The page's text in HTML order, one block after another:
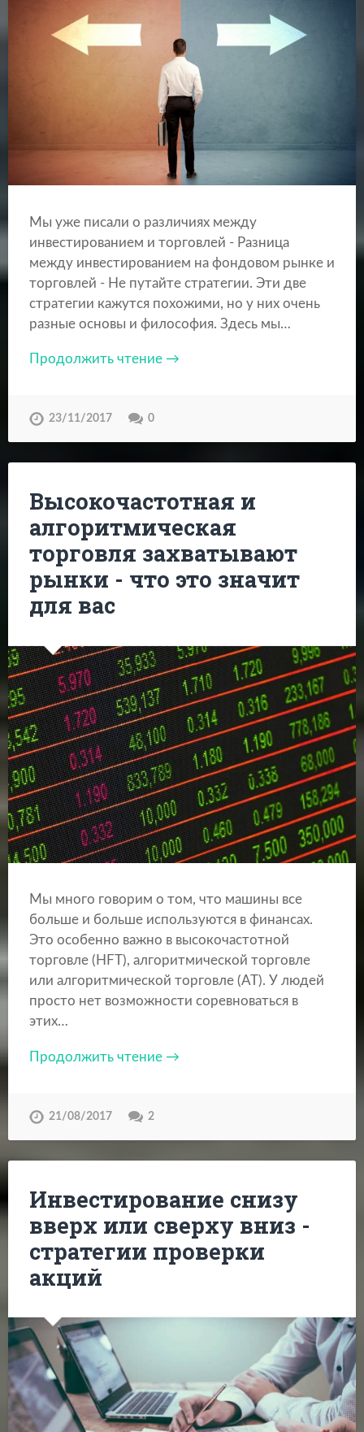
Мы уже писали о различиях между
инвестированием и торговлей - Разница
между инвестированием на фондовом рынке и
торговлей - Не путайте стратегии. Эти две
стратегии кажутся похожими, но у них очень
разные основы и философия. Здесь мы…
Продолжить чтение →
23/11/2017 0
Высокочастотная и
алгоритмическая
торговля захватывают
рынки - что это значит
для вас
Мы много говорим о том, что машины все
больше и больше используются в финансах.
Это особенно важно в высокочастотной
торговле (HFT), алгоритмической торговле
или алгоритмической торговле (AT). У людей
просто нет возможности соревноваться в
этих…
Продолжить чтение →
21/08/2017 2
Инвестирование снизу
вверх или сверху вниз -
стратегии проверки
акций